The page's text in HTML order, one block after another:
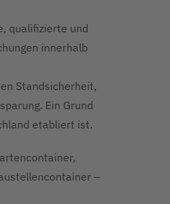
qualifizierte und
innerhalb
Standsicherheit,
Ein Grund
etabliert ist.
–